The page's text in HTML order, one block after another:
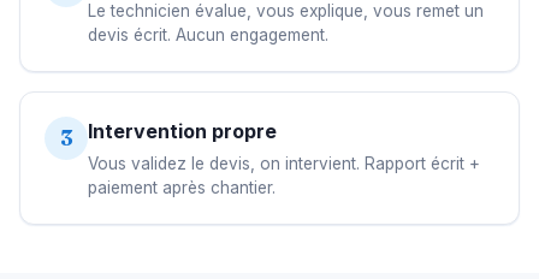
Le technicien évalue, vous explique, vous remet un
devis écrit. Aucun engagement.
3 Intervention propre
Vous validez le devis, on intervient. Rapport écrit +
paiement après chantier.